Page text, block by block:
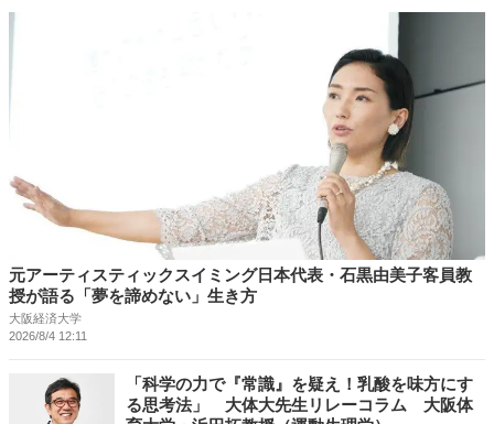
元アーティスティックスイミング日本代表・石黒由美子客員教
授が語る「夢を諦めない」生き方
大阪経済大学
2026/8/4 12:11
「科学の力で『常識』を疑え！乳酸を味方にす
る思考法」 大体大先生リレーコラム 大阪体